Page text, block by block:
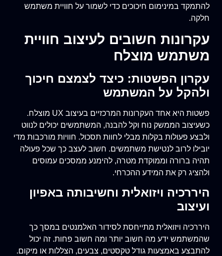
להתמקד במינימום חיכוכים כדי לשמור על חוויית משתמש
חלקה.
עקרונות חשובים לעיצוב חוויית
משתמש מוצלח
עקרון הפשטות: כיצד לצמצם חיכוך
ולהקל על המשתמש
פשטות היא אחד העקרונות המרכזיים בעיצוב UX מוצלח.
כשעיצוב הממשק נוח וקל להבנה, המשתמשים יכולים לנווט
ולבצע פעולות בקלות מבלי לחוות תסכול. חוויות מורכבות מדי
יובילו לרוב לנטישת משתמשים. חשוב לעצב כך שכל פעולה
תהיה ברורה וממוקדת מטרה, להימנע ממסכים עמוסים
ולהציג רק את המידע ההכרחי.
היררכיה ויזואלית וחשיבותה באפיון
ועיצוב
היררכיה ויזואלית מתייחסת לסידור האלמנטים במסך כך
שהמשתמש ידע מה חשוב יותר ומה חשוב פחות. זה יכול
להתבצע באמצעות גודל טקסטים, צבעים, הצללות או מיקום.